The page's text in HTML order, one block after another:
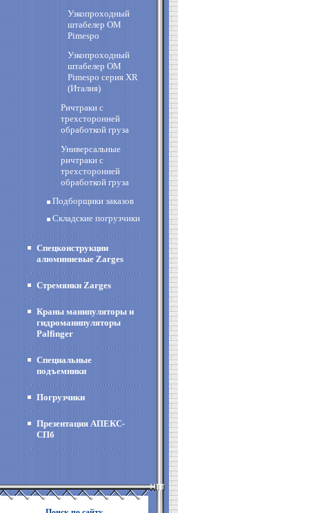
Узкопроходный
штабелер OM
Pimespo
Узкопроходный
штабелер OM
Pimespo серия XR
(Италия)
Ричтраки с
трехсторонней
обработкой груза
Универсальные
ричтраки с
трехсторонней
обработкой груза
Подборщики заказов
Складские погрузчики
Спецконструкции
алюминиевые Zarges
Стремянки Zarges
Краны манипуляторы и
гидроманипуляторы
Palfinger
Специальные
подъемники
Погрузчики
Презентация АПЕКС-
СПб